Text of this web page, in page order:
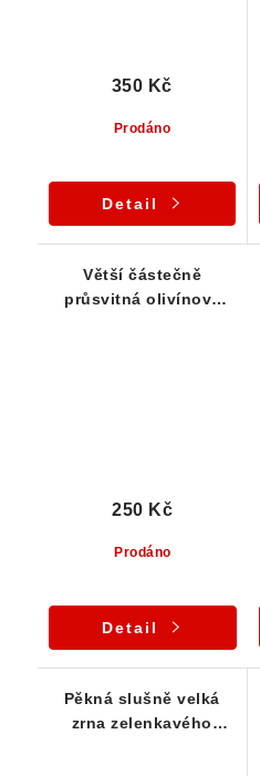
Prodáno
350 Kč
Detail
Větší částečně
průsvitná olivínová
Prodáno
250 Kč
Detail
Pěkná slušně velká
zrna zelenkavého